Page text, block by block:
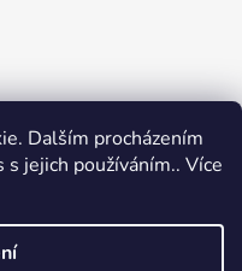
Dalším procházením
jejich používáním.. Více
podmínky